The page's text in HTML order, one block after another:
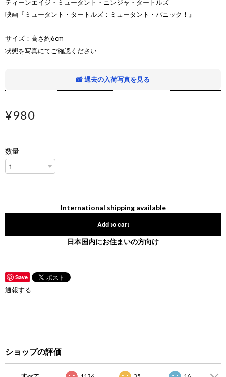
ティーンエイジ・ミュータント・ニンジャ・タートルズ
映画『ミュータント・タートルズ：ミュータント・パニック！』
サイズ：高さ約6cm
状態を写真にてご確認ください
📸 過去の入荷写真を見る
¥980
数量
International shipping available
Add to cart
日本国内にお住まいの方向け
Save
通報する
ショップの評価